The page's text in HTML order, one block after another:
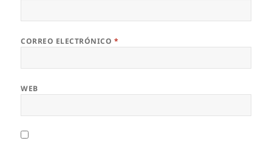
CORREO ELECTRÓNICO *
WEB